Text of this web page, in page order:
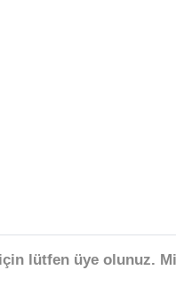
lütfen üye olunuz.